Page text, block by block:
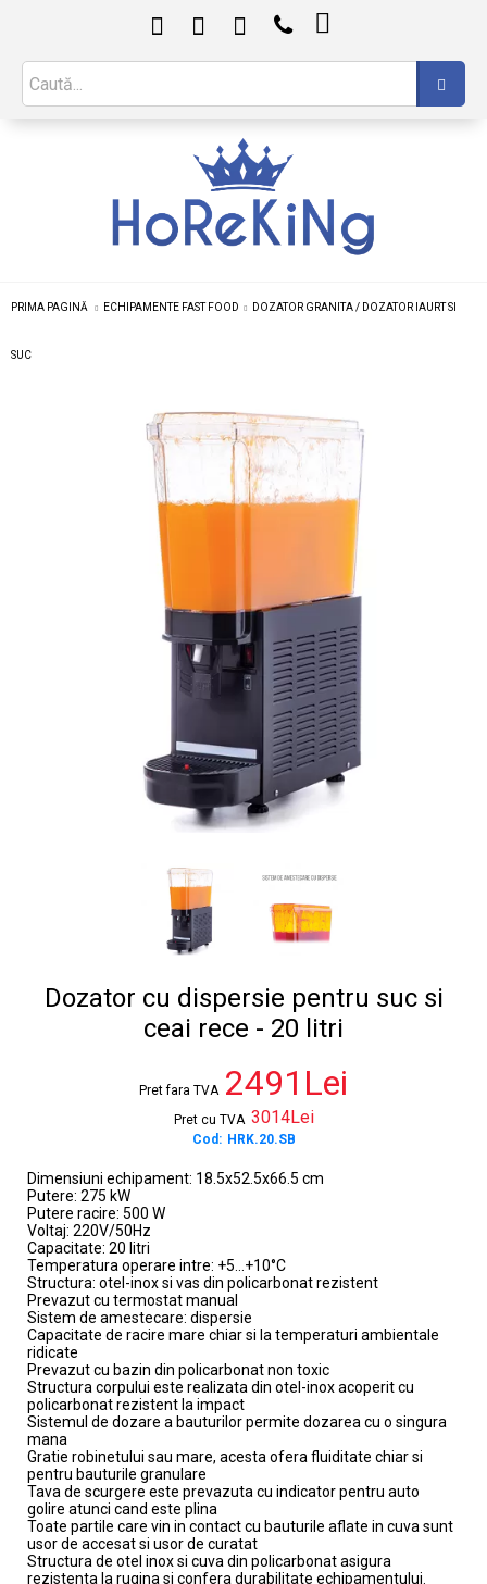

PRIMA PAGINĂ ECHIPAMENTE FAST FOOD DOZATOR GRANITA / DOZATOR IAURT SI
SUC
Dozator cu dispersie pentru suc si
ceai rece - 20 litri
Pret fara TVA 2491Lei
Pret cu TVA 3014Lei
Cod: HRK.20.SB
Dimensiuni echipament: 18.5x52.5x66.5 cm
Putere: 275 kW
Putere racire: 500 W
Voltaj: 220V/50Hz
Capacitate: 20 litri
Temperatura operare intre: +5...+10°C
Structura: otel-inox si vas din policarbonat rezistent
Prevazut cu termostat manual
Sistem de amestecare: dispersie
Capacitate de racire mare chiar si la temperaturi ambientale
ridicate
Prevazut cu bazin din policarbonat non toxic
Structura corpului este realizata din otel-inox acoperit cu
policarbonat rezistent la impact
Sistemul de dozare a bauturilor permite dozarea cu o singura
mana
Gratie robinetului sau mare, acesta ofera fluiditate chiar si
pentru bauturile granulare
Tava de scurgere este prevazuta cu indicator pentru auto
golire atunci cand este plina
Toate partile care vin in contact cu bauturile aflate in cuva sunt
usor de accesat si usor de curatat
Structura de otel inox si cuva din policarbonat asigura
rezistenta la rugina si confera durabilitate echipamentului.